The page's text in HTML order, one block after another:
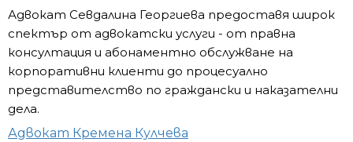
Адвокат Севдалина Георгиева предоставя широк
спектър от адвокатски услуги - от правна
консултация и абонаментно обслужване на
корпоративни клиенти до процесуално
представителство по граждански и наказателни
дела.
Адвокат Кремена Кулчева